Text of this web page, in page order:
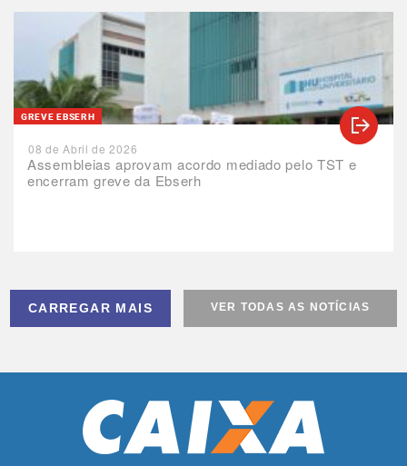
Assembleias aprovam acordo mediado pelo TST e
encerram greve da Ebserh
GREVE EBSERH
08 de Abril de 2026
CARREGAR MAIS VER TODAS AS NOTÍCIAS